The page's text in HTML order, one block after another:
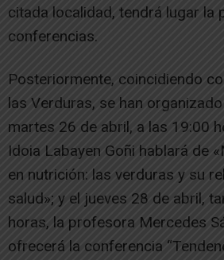
citada localidad, tendrá lugar la
conferencias.
Posteriormente, coincidiendo
las Verduras, se han
martes 26 de abril, a las 19:00
Idoia Labayen Goñi hablará de
en nutrición: las verduras y su
salud»; y el jueves 28 de abril,
horas, la profesora Mercedes
ofrecerá la conferencia